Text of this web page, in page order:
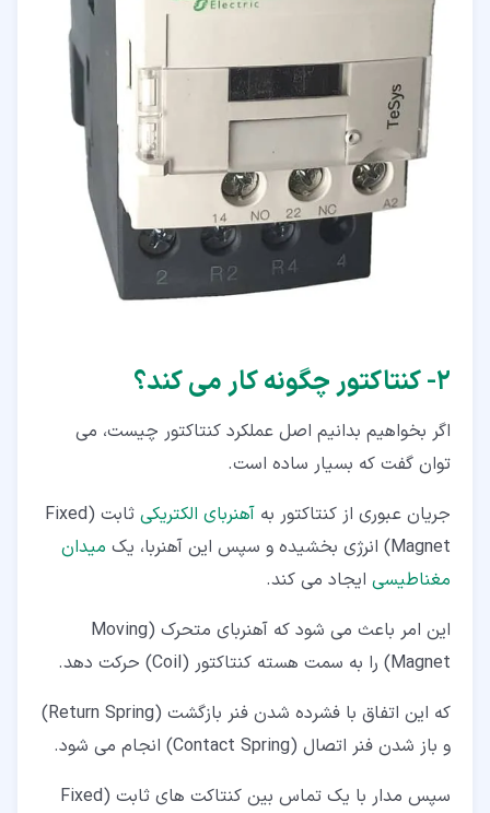
۲‏- کنتاکتور چگونه کار می کند؟
اگر بخواهیم بدانیم اصل عملکرد کنتاکتور چیست، می
توان گفت که بسیار ساده است.
جریان عبوری از کنتاکتور به آهنربای الکتریکی
ثابت (Fixed
Magnet) انرژی بخشیده و سپس این آهنربا، یک
میدان
مغناطیسی ایجاد می کند.
این امر باعث می شود که آهنربای متحرک (Moving
Magnet) را به سمت هسته کنتاکتور (Coil) حرکت دهد.
که این اتفاق با فشرده شدن فنر بازگشت (Return Spring)
و باز شدن فنر اتصال (Contact Spring) انجام می شود.
سپس مدار با یک تماس بین کنتاکت های ثابت (Fixed